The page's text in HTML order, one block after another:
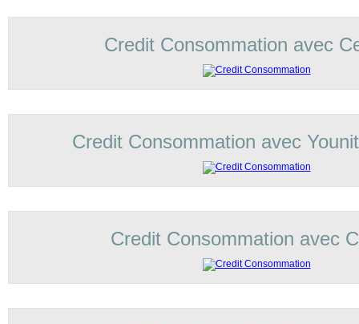
Credit Consommation avec
Credit Consommation avec
Credit Consommation avec